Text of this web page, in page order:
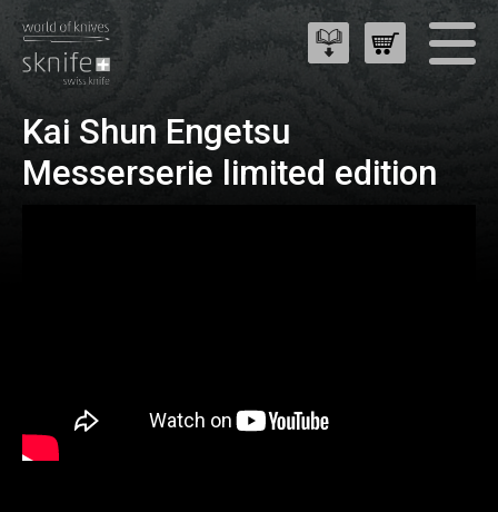
Kai Shun Engetsu
Messerserie limited edition